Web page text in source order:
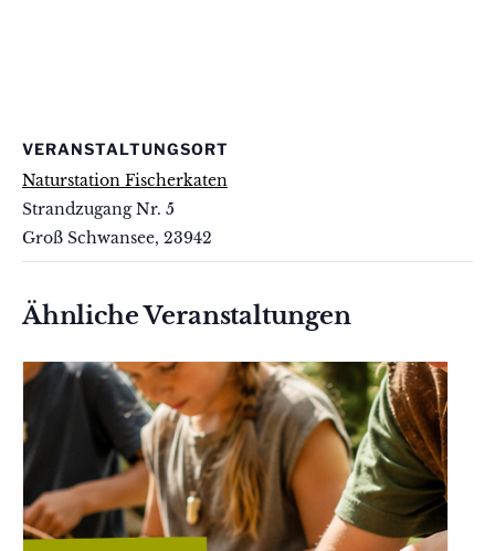
VERANSTALTUNGSORT
Naturstation Fischerkaten
Strandzugang Nr. 5
Groß Schwansee, 23942
Ähnliche Veranstaltungen